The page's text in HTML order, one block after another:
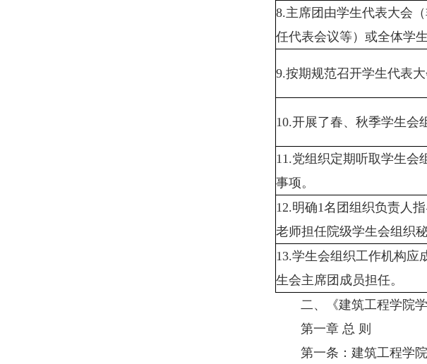
8.主席团由学生代表大会
任代表会议等）或全体学
9.按期规范召开学生代表大
10.开展了春、秋季学生会
11.党组织定期听取学生会
事项。
12.明确1名团组织负责人
老师担任院级学生会组织秘
13.学生会组织工作机构应
生会主席团成员担任。
二、《建筑工程学院学
第一章 总 则
第一条：建筑工程学院